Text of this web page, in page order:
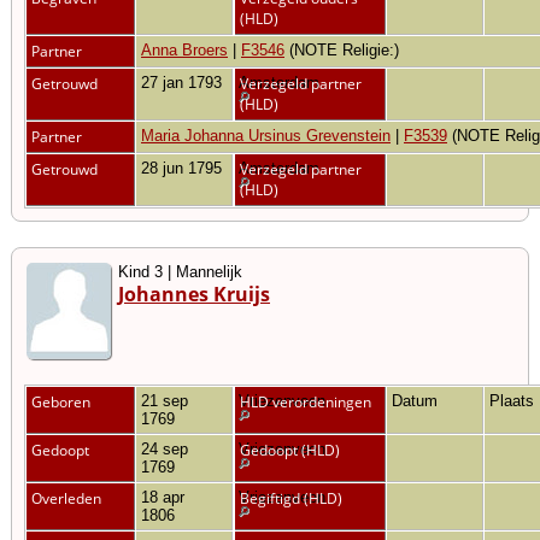
(HLD)
Partner
Anna Broers F3546 (NOTE Religie:)
Getrouwd 27 jan 1793 Amsterdam
Verzegeld partner
(HLD)
Partner
Maria Johanna Ursinus Grevenstein F3539 (NOTE
Getrouwd 28 jun 1795 Amsterdam
Verzegeld partner
(HLD)
Kind 3 | Mannelijk
Johannes Kruijs
Geboren
21 sep
1769
Vriezenveen
HLD verordeningen Datum Plaats
Gedoopt
24 sep
1769
Vriezenveen
Gedoopt (HLD)
Overleden
18 apr
1806
Vriezenveen
Begiftigd (HLD)